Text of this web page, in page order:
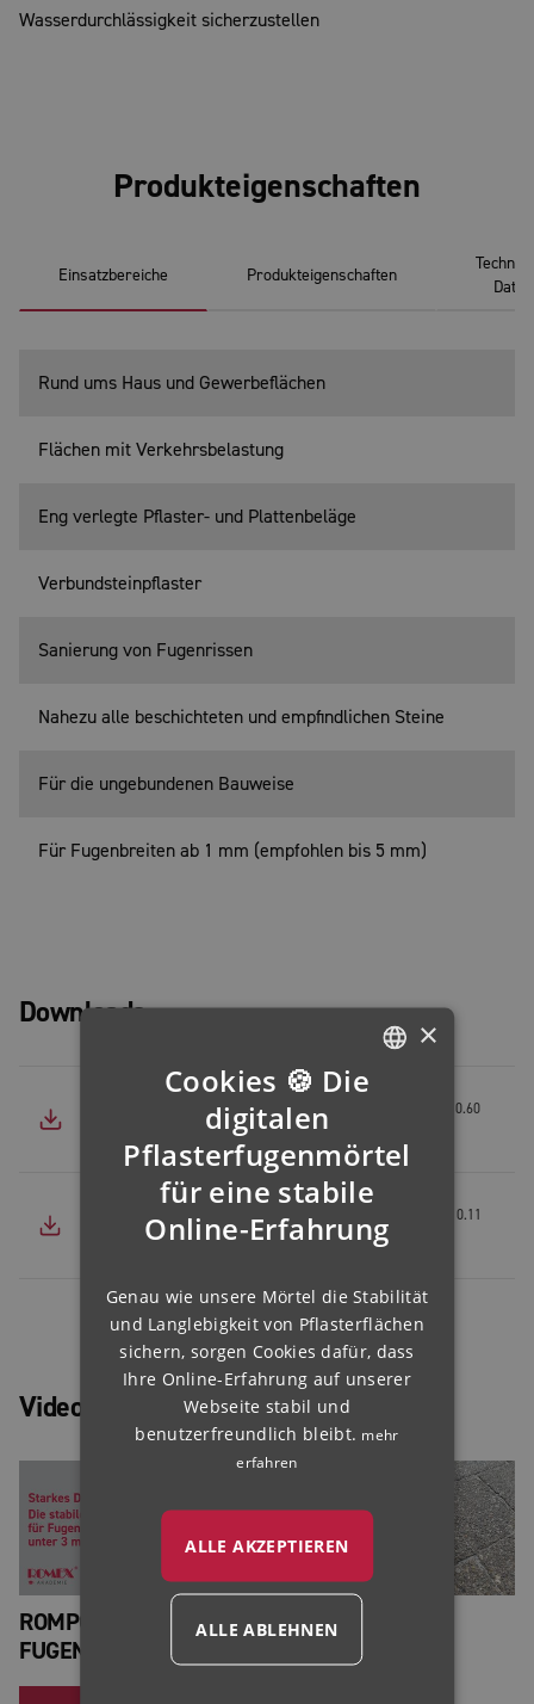
Wasserdurchlässigkeit sicherzustellen
Produkteigenschaften
Einsatzbereiche Produkteigenschaften
Daten
Rund ums Haus und Gewerbeflächen
Flächen mit Verkehrsbelastung
Eng verlegte Pflaster- und Plattenbeläge
Verbundsteinpflaster
Sanierung von Fugenrissen
Nahezu alle beschichteten und empfindlichen Steine
Für die ungebundenen Bauweise
Für Fugenbreiten ab 1 mm (empfohlen bis 5 mm)
Downloads
Rompox Fugensand NP
Produktdatenblatt
0.60
Rompox Fugensand NP
Ausschreibungstext
,0.11
Videos
ROMPOX® -
FUGENSAND NP
Fugensand NP mit
FRENCH
FINNISH
NORWEGIAN
HUNGARIAN
×
Cookies 🍪 Die
digitalen
Pflasterfugenmörtel
für eine stabile
Online-Erfahrung
Genau wie unsere Mörtel die Stabilität
und Langlebigkeit von Pflasterflächen
sichern, sorgen Cookies dafür, dass
Ihre Online-Erfahrung auf unserer
Webseite stabil und
benutzerfreundlich bleibt. mehr
erfahren
ALLE AKZEPTIEREN
ALLE ABLEHNEN